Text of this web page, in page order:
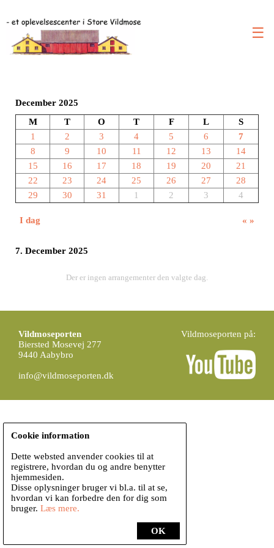
☰
December 2025
M
T O T F L
S
1
2 3 4 5 6
7
8
9 10 11 12 13
14
15
16 17 18 19 20
21
22
23 24 25 26 27
28
29
30 31 1 2 3 4
I dag « »
7. December 2025
Der er ingen arrangementer den valgte dag.
Vildmoseporten
Biersted Mosevej 277
9440 Aabybro
info@vildmoseporten.dk
Vildmoseporten på:
OK
Cookie information
Dette websted anvender cookies til at
registrere, hvordan du og andre benytter
hjemmesiden.
Disse oplysninger bruger vi bl.a. til at se,
hvordan vi kan forbedre den for dig som
bruger. Læs mere.